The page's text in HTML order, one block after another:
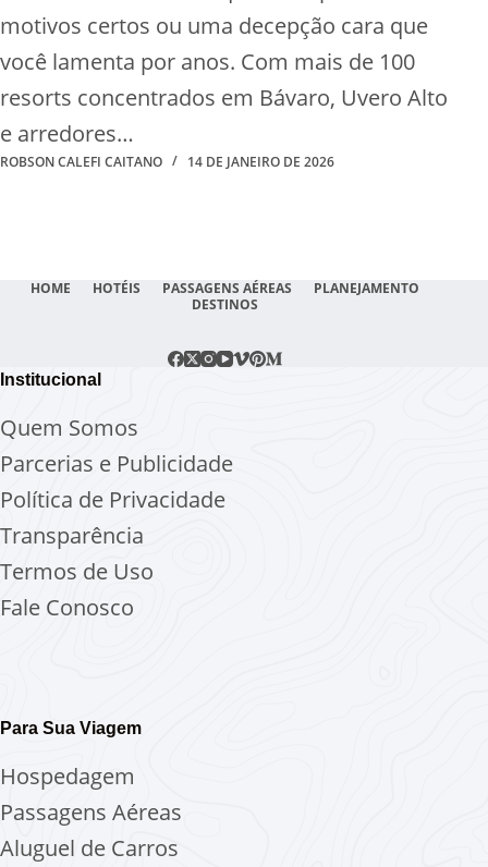
motivos certos ou uma decepção cara que
você lamenta por anos. Com mais de 100
resorts concentrados em Bávaro, Uvero Alto
e arredores…
ROBSON CALEFI CAITANO 14 DE JANEIRO DE 2026
HOME HOTÉIS PASSAGENS AÉREAS
PLANEJAMENTO
DESTINOS
Institucional
Quem Somos
Parcerias e Publicidade
Política de Privacidade
Transparência
Termos de Uso
Fale Conosco
Para Sua Viagem
Hospedagem
Passagens Aéreas
Aluguel de Carros